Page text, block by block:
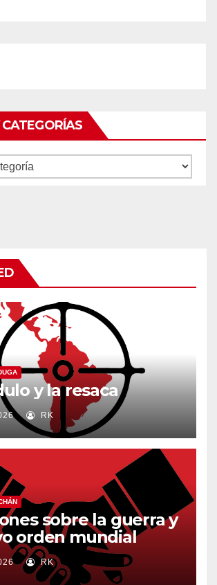
y la resaca
RK
sobre la guerra y
orden mundial
RK